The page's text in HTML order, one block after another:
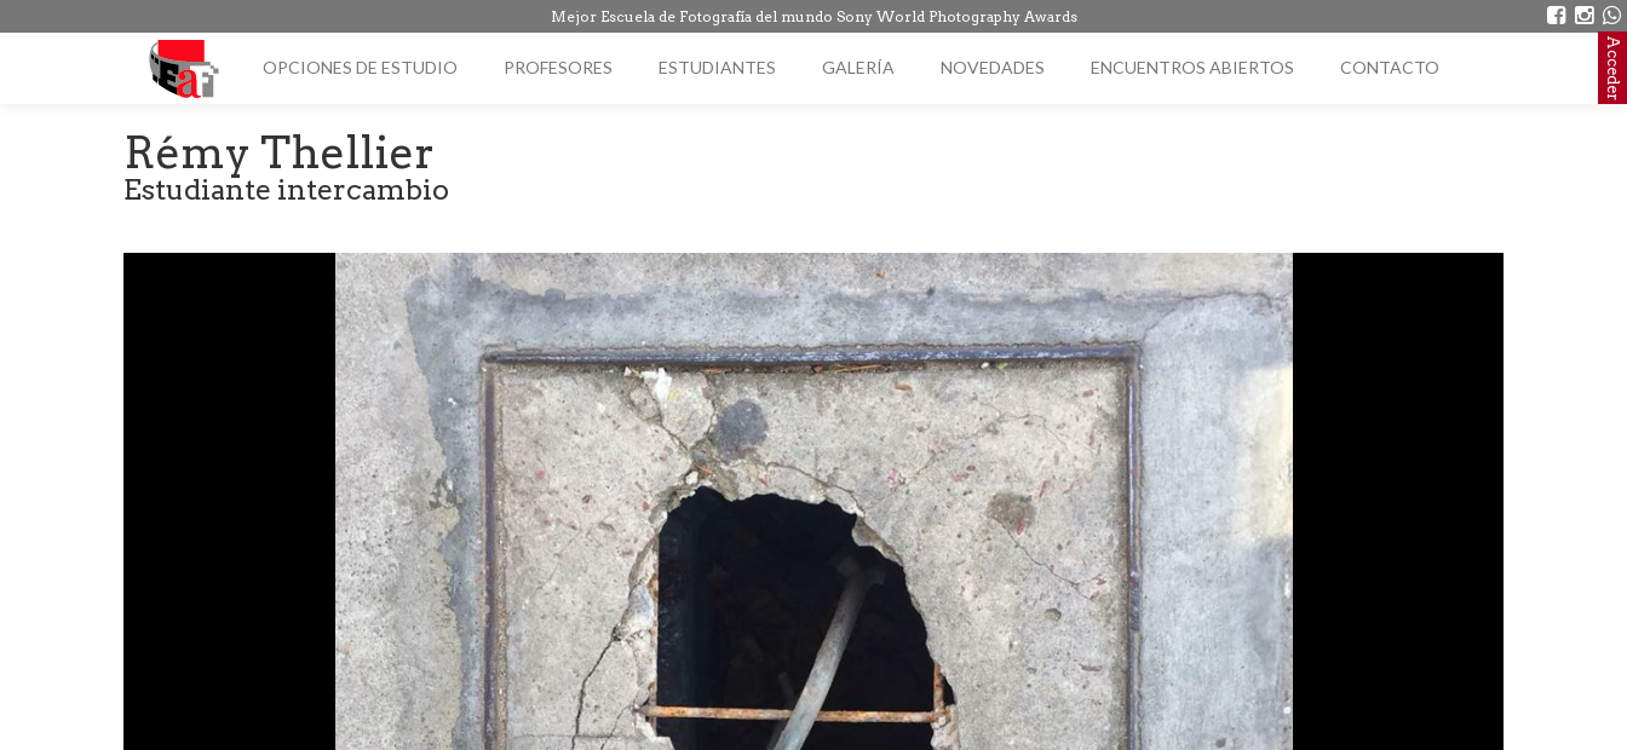
Mejor Escuela de Fotografía del mundo Sony World Photography Awards
OPCIONES DE ESTUDIO PROFESORES ESTUDIANTES GALERÍA NOVEDADES ENCUENTROS ABIERTOS CONTACTO Acceder
Rémy Thellier
Estudiante intercambio